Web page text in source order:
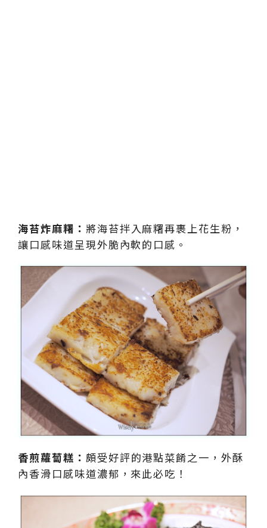
海苔炸麻糬： 將海苔拌入麻糬再裹上花生粉，
讓口感味道呈現外脆內軟的口感。
香煎蘿蔔糕： 頗受好評的港點菜餚之一，外酥
內香滑口感味道濃郁，來此必吃！